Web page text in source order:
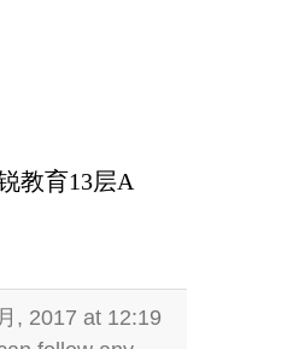
教育13层A
, 2017 at 12:19